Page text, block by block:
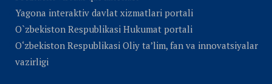
Yagona interaktiv davlat xizmatlari portali
O`zbekiston Respublikasi Hukumat portali
O‘zbekiston Respublikasi Oliy ta’lim, fan va innovatsiyalar
vazirligi